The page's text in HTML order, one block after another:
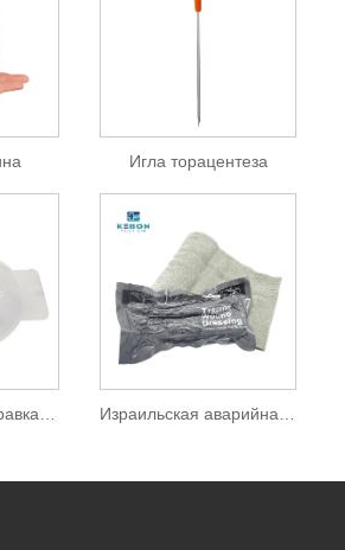
Игла торацентеза